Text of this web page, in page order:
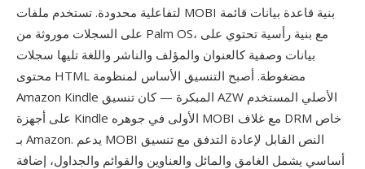
لتفاعلية محدودة. تستخدم ملفات MOBI بنية قاعدة بيانات قائمة
على السجلات موروثة من Palm OS، مع بنية رأسية تحتوي على
بيانات وصفية كالعنوان والمؤلف والناشر واللغة تليها سجلات
محتوى HTML مضغوطة. أصبح التنسيق الأساس لمنظومة
Amazon Kindle المبكرة — كان تنسيق AZW الأصلي المستخدم
على أجهزة Kindle الأولى في جوهره MOBI مع غلاف DRM خاص
بـ Amazon. يدعم MOBI النص القابل لإعادة التدفق مع تنسيق
أساسي يشمل الغامق والمائل والعناوين والقوائم والجداول، إضافة